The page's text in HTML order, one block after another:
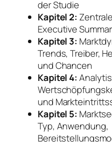
der Studie
Kapitel 2:
Executive
Kapitel 3:
Trends, Treiber,
und Chancen
Kapitel 4:
und
Kapitel 5:
Typ, Anwendung,